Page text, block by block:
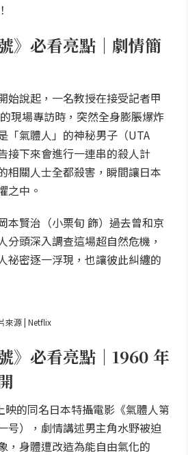
》必看亮點｜劇情簡
始說起，一名教授在接受記者甲
現場專訪時，突然全身膨脹爆炸
「氣體人」的神秘男子（UTA
接下來會進行一連串的殺人計
相關人士全都殺害，瞬間讓日本
之中。
本賢治（小栗旬 飾）過去曾和京
分頭深入調查這場超自然危機，
祕密逐一浮現，也讓彼此糾纏的
來源 | Netflix
》必看亮點｜1960 年
映的同名日本特攝電影《氣體人第
号），劇情講述男主角水野被迫
，身體遭改造為能自由氣化的